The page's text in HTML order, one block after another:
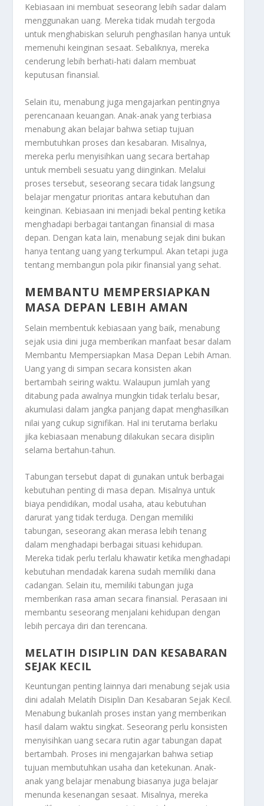
Kebiasaan ini membuat seseorang lebih sadar dalam
menggunakan uang. Mereka tidak mudah tergoda
untuk menghabiskan seluruh penghasilan hanya untuk
memenuhi keinginan sesaat. Sebaliknya, mereka
cenderung lebih berhati-hati dalam membuat
keputusan finansial.
Selain itu, menabung juga mengajarkan pentingnya
perencanaan keuangan. Anak-anak yang terbiasa
menabung akan belajar bahwa setiap tujuan
membutuhkan proses dan kesabaran. Misalnya,
mereka perlu menyisihkan uang secara bertahap
untuk membeli sesuatu yang diinginkan. Melalui
proses tersebut, seseorang secara tidak langsung
belajar mengatur prioritas antara kebutuhan dan
keinginan. Kebiasaan ini menjadi bekal penting ketika
menghadapi berbagai tantangan finansial di masa
depan. Dengan kata lain, menabung sejak dini bukan
hanya tentang uang yang terkumpul. Akan tetapi juga
tentang membangun pola pikir finansial yang sehat.
MEMBANTU MEMPERSIAPKAN
MASA DEPAN LEBIH AMAN
Selain membentuk kebiasaan yang baik, menabung
sejak usia dini juga memberikan manfaat besar dalam
Membantu Mempersiapkan Masa Depan Lebih Aman.
Uang yang di simpan secara konsisten akan
bertambah seiring waktu. Walaupun jumlah yang
ditabung pada awalnya mungkin tidak terlalu besar,
akumulasi dalam jangka panjang dapat menghasilkan
nilai yang cukup signifikan. Hal ini terutama berlaku
jika kebiasaan menabung dilakukan secara disiplin
selama bertahun-tahun.
Tabungan tersebut dapat di gunakan untuk berbagai
kebutuhan penting di masa depan. Misalnya untuk
biaya pendidikan, modal usaha, atau kebutuhan
darurat yang tidak terduga. Dengan memiliki
tabungan, seseorang akan merasa lebih tenang
dalam menghadapi berbagai situasi kehidupan.
Mereka tidak perlu terlalu khawatir ketika menghadapi
kebutuhan mendadak karena sudah memiliki dana
cadangan. Selain itu, memiliki tabungan juga
memberikan rasa aman secara finansial. Perasaan ini
membantu seseorang menjalani kehidupan dengan
lebih percaya diri dan terencana.
MELATIH DISIPLIN DAN KESABARAN
SEJAK KECIL
Keuntungan penting lainnya dari menabung sejak usia
dini adalah Melatih Disiplin Dan Kesabaran Sejak Kecil.
Menabung bukanlah proses instan yang memberikan
hasil dalam waktu singkat. Seseorang perlu konsisten
menyisihkan uang secara rutin agar tabungan dapat
bertambah. Proses ini mengajarkan bahwa setiap
tujuan membutuhkan usaha dan ketekunan. Anak-
anak yang belajar menabung biasanya juga belajar
menunda kesenangan sesaat. Misalnya, mereka